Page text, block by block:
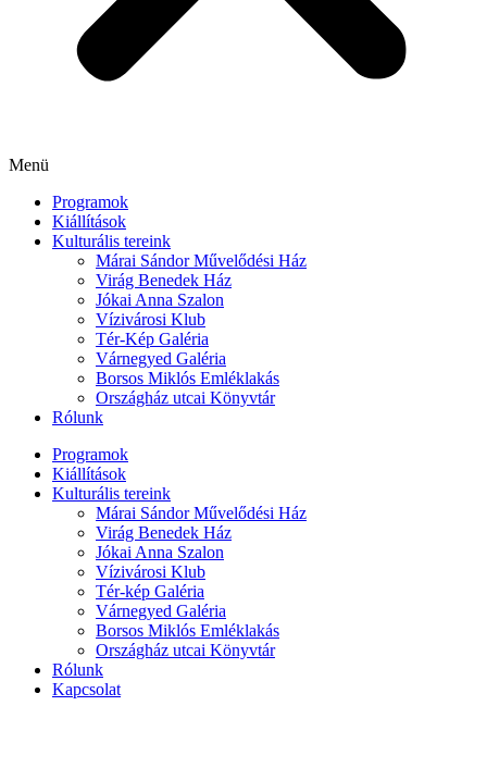
Menü
Programok
Kiállítások
Kulturális tereink
Márai Sándor Művelődési Ház
Virág Benedek Ház
Jókai Anna Szalon
Vízivárosi Klub
Tér-Kép Galéria
Várnegyed Galéria
Borsos Miklós Emléklakás
Országház utcai Könyvtár
Rólunk
Programok
Kiállítások
Kulturális tereink
Márai Sándor Művelődési Ház
Virág Benedek Ház
Jókai Anna Szalon
Vízivárosi Klub
Tér-kép Galéria
Várnegyed Galéria
Borsos Miklós Emléklakás
Országház utcai Könyvtár
Rólunk
Kapcsolat